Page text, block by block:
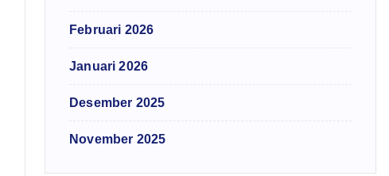
Februari 2026
Januari 2026
Desember 2025
November 2025